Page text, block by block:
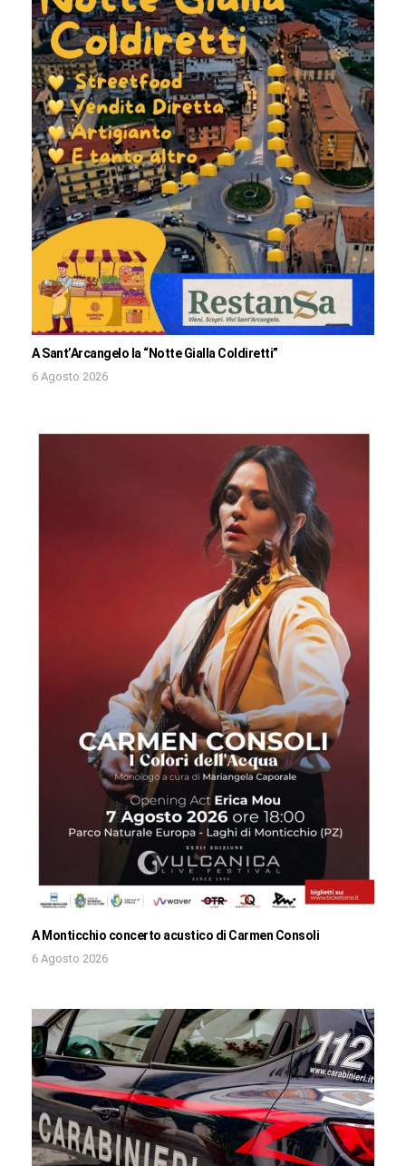
A Sant’Arcangelo la “Notte Gialla Coldiretti”
6 Agosto 2026
A Monticchio concerto acustico di Carmen Consoli
6 Agosto 2026